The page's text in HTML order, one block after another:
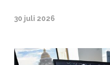
30 juli 2026